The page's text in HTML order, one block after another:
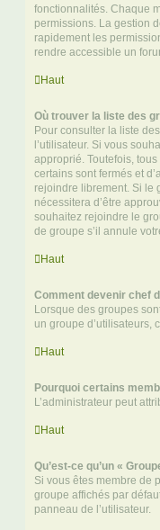
fonctionnalités. Chaque
permissions. La gestion
rapidement les
rendre accessible un
Haut
Où trouver la liste des
Pour consulter la liste
l’utilisateur. Si vous
approprié. Toutefois,
certains sont fermés et
rejoindre librement. Si le
nécessitera d’être
souhaitez rejoindre le
de groupe s’il annule
Haut
Comment devenir chef
Lorsque des groupes
un groupe d’utilisateurs,
Haut
Pourquoi certains
L’administrateur peut
Haut
Qu’est-ce qu’un «
Si vous êtes membre de
groupe affichés par
panneau de l’utilisateur.